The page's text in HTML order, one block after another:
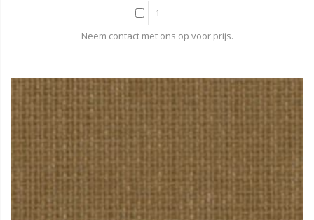
Neem contact met ons op voor prijs.